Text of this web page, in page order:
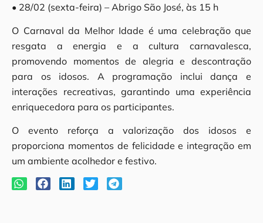
• 28/02 (sexta-feira) – Abrigo São José, às 15 h
O Carnaval da Melhor Idade é uma celebração que
resgata a energia e a cultura carnavalesca,
promovendo momentos de alegria e descontração
para os idosos. A programação inclui dança e
interações recreativas, garantindo uma experiência
enriquecedora para os participantes.
O evento reforça a valorização dos idosos e
proporciona momentos de felicidade e integração em
um ambiente acolhedor e festivo.